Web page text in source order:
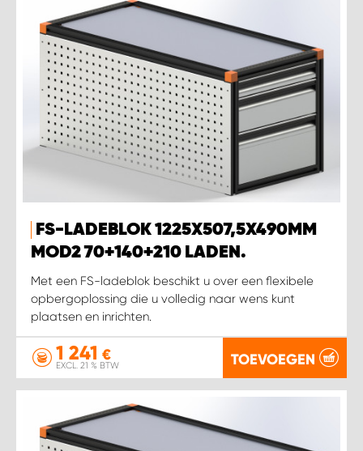
FS-LADEBLOK 1225X507,5X490MM
MOD2 70+140+210 LADEN.
Met een FS-ladeblok beschikt u over een flexibele
opbergoplossing die u volledig naar wens kunt
plaatsen en inrichten.
1 241 €
EXCL. 21 % BTW TOEVOEGEN